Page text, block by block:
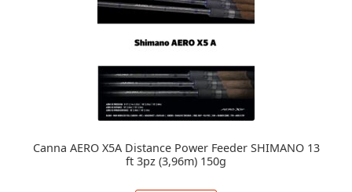
Canna AERO X5A Distance Power Feeder SHIMANO 13
ft 3pz (3,96m) 150g